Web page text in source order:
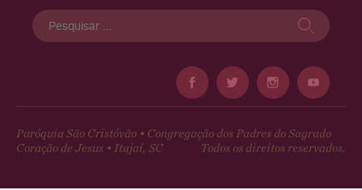
Pesquisar
por:
Paróquia São Cristóvão • Congregação dos Padres do Sagrado
Coração de Jesus • Itajaí, SC
Todos os direitos reservados.